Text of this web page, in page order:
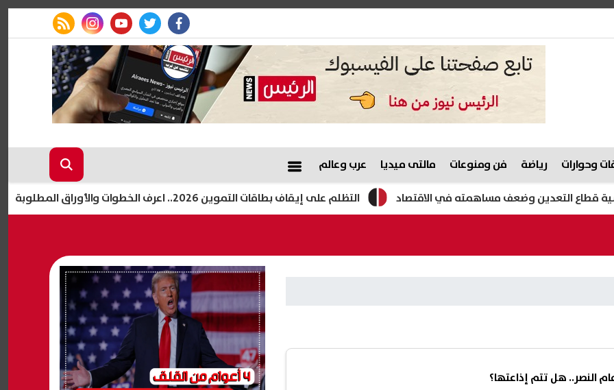
facebook
twitter
youtube
instagram
rss feed
وحوارات رياضة فن ومنوعات مالتى ميديا عرب وعالم
التظلم على إيقاف بطاقات التموين 2026.. اعرف الخطوات والأوراق المطلوبة لتقديم الطلب وضعف مساهمته في الاقتصاد
النصر.. هل تتم إذاعتها؟